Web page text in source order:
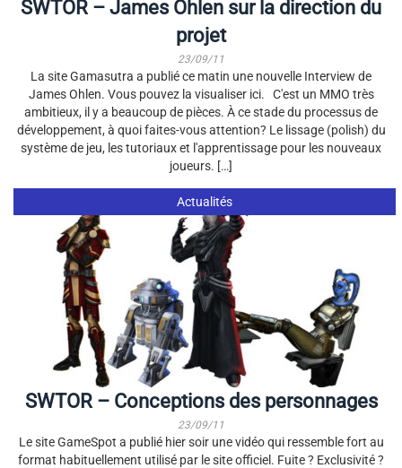
SWTOR – James Ohlen sur la direction du
projet
23/09/11
La site Gamasutra a publié ce matin une nouvelle Interview de
James Ohlen. Vous pouvez la visualiser ici. C'est un MMO très
ambitieux, il y a beaucoup de pièces. À ce stade du processus de
développement, à quoi faites-vous attention? Le lissage (polish) du
système de jeu, les tutoriaux et l'apprentissage pour les nouveaux
joueurs. […]
Actualités
SWTOR – Conceptions des personnages
23/09/11
Le site GameSpot a publié hier soir une vidéo qui ressemble fort au
format habituellement utilisé par le site officiel. Fuite ? Exclusivité ?